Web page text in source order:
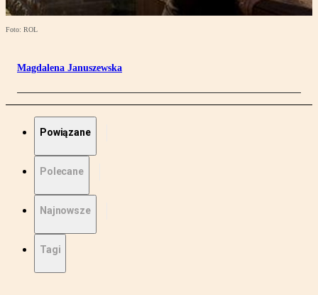
Foto: ROL
Magdalena Januszewska
Powiązane
Polecane
Najnowsze
Tagi